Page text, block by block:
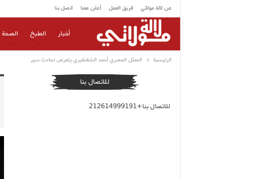
عن لالة مولاتي فريق العمل أعلن معنا اتصل بنا
أخبار الطبخ الصحة
الرئيسية الممثل المصري أحمد الشقنقيري يتعرض لحادث سير
للاتصال بنا
للاتصال بنا+212614999191